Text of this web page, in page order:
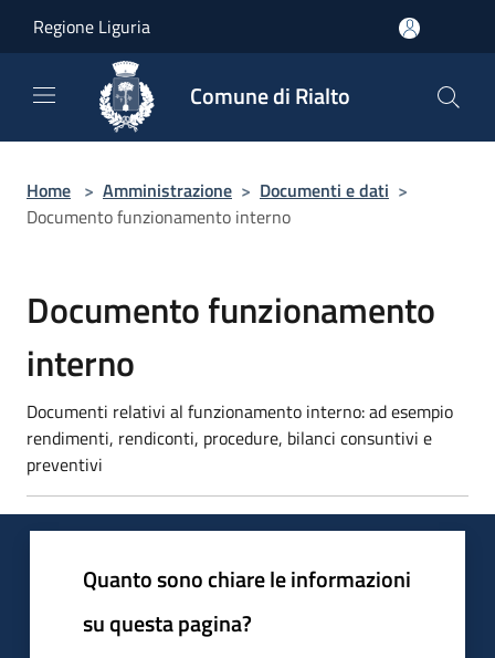
Regione Liguria
Comune di Rialto
Home > Amministrazione > Documenti e dati >
Documento funzionamento interno
Documento funzionamento
interno
Documenti relativi al funzionamento interno: ad esempio
rendimenti, rendiconti, procedure, bilanci consuntivi e
preventivi
Quanto sono chiare le informazioni
su questa pagina?